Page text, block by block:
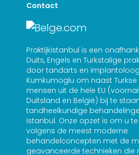
Contact
Praktijkistanbul is een
Duits, Engels en Turkstalige
door tandarts en
Kumkumoglu om naast
mensen uit de hele EU
Duitsland en België) bij te
tandheelkundige
Istanbul. Onze opzet is om u
volgens de meest moderne
behandelconcepten met de
geavanceerde technieken die